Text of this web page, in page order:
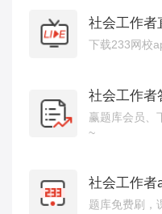
社会工作者
下载233网校
社会工作者
赢题库会员、
~
社会工作者
题库免费刷，